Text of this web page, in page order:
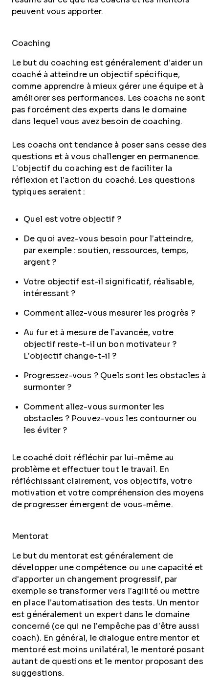
peuvent vous apporter.
Coaching
Le but du coaching est généralement d’aider un
coaché à atteindre un objectif spécifique,
comme apprendre à mieux gérer une équipe et à
améliorer ses performances. Les coachs ne sont
pas forcément des experts dans le domaine
dans lequel vous avez besoin de coaching.
Les coachs ont tendance à poser sans cesse des
questions et à vous challenger en permanence.
L’objectif du coaching est de faciliter la
réflexion et l’action du coaché. Les questions
typiques seraient :
Quel est votre objectif ?
De quoi avez-vous besoin pour l’atteindre,
par exemple : soutien, ressources, temps,
argent ?
Votre objectif est-il significatif, réalisable,
intéressant ?
Comment allez-vous mesurer les progrès ?
Au fur et à mesure de l’avancée, votre
objectif reste-t-il un bon motivateur ?
L’objectif change-t-il ?
Progressez-vous ? Quels sont les obstacles à
surmonter ?
Comment allez-vous surmonter les
obstacles ? Pouvez-vous les contourner ou
les éviter ?
Le coaché doit réfléchir par lui-même au
problème et effectuer tout le travail. En
réfléchissant clairement, vos objectifs, votre
motivation et votre compréhension des moyens
de progresser émergent de vous-même.
Mentorat
Le but du mentorat est généralement de
développer une compétence ou une capacité et
d'apporter un changement progressif, par
exemple se transformer vers l’agilité ou mettre
en place l’automatisation des tests. Un mentor
est généralement un expert dans le domaine
concerné (ce qui ne l’empêche pas d’être aussi
coach). En général, le dialogue entre mentor et
mentoré est moins unilatéral, le mentoré posant
autant de questions et le mentor proposant des
suggestions.